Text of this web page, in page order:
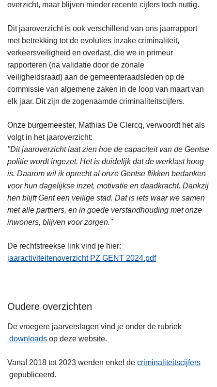
overzicht, maar blijven minder recente cijfers toch nuttig.
Dit jaaroverzicht is ook verschillend van ons jaarrapport
met betrekking tot de evoluties inzake criminaliteit,
verkeersveiligheid en overlast, die we in primeur
rapporteren (na validatie door de zonale
veiligheidsraad) aan de gemeenteraadsleden op de
commissie van algemene zaken in de loop van maart van
elk jaar. Dit zijn de zogenaamde criminaliteitscijfers.
Onze burgemeester, Mathias De Clercq, verwoordt het als
volgt in het jaaroverzicht:
"Dit jaaroverzicht laat zien hoe de capaciteit van de Gentse
politie wordt ingezet. Het is duidelijk dat de werklast hoog
is. Daarom wil ik oprecht al onze Gentse flikken bedanken
voor hun dagelijkse inzet, motivatie en daadkracht. Dankzij
hen blijft Gent een veilige stad. Dat is iets waar we samen
met alle partners, en in goede verstandhouding met onze
inwoners, blijven voor zorgen."
De rechtstreekse link vind je hier:
jaaractiviteitenoverzicht PZ GENT 2024.pdf
Oudere overzichten
De vroegere jaarverslagen vind je onder de rubriek
downloads op deze website.
Vanaf 2018 tot 2023 werden enkel de criminaliteitscijfers
gepubliceerd.